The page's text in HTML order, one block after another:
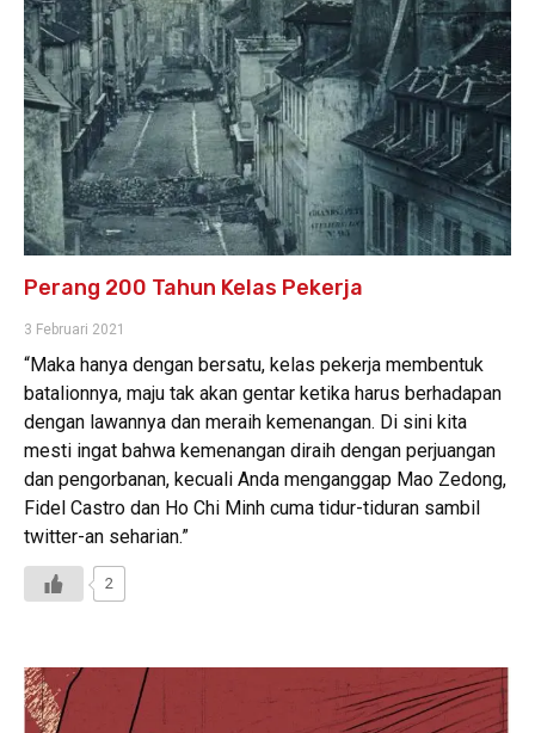
Perang 200 Tahun Kelas Pekerja
3 Februari 2021
“Maka hanya dengan bersatu, kelas pekerja membentuk
batalionnya, maju tak akan gentar ketika harus berhadapan
dengan lawannya dan meraih kemenangan. Di sini kita
mesti ingat bahwa kemenangan diraih dengan perjuangan
dan pengorbanan, kecuali Anda menganggap Mao Zedong,
Fidel Castro dan Ho Chi Minh cuma tidur-tiduran sambil
twitter-an seharian.”
2